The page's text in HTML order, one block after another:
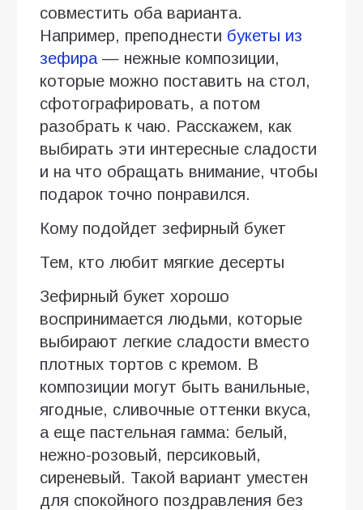
совместить оба варианта.
Например, преподнести букеты из
зефира— нежные композиции,
которые можно поставить на стол,
сфотографировать, а потом
разобрать к чаю. Расскажем, как
выбирать эти интересные сладости
и на что обращать внимание, чтобы
подарок точно понравился.
Кому подойдет зефирный букет
Тем, кто любит мягкие десерты
Зефирный букет хорошо
воспринимается людьми, которые
выбирают легкие сладости вместо
плотных тортов с кремом. В
композиции могут быть ванильные,
ягодные, сливочные оттенки вкуса,
а еще пастельная гамма: белый,
нежно-розовый, персиковый,
сиреневый. Такой вариант уместен
для спокойного поздравления без